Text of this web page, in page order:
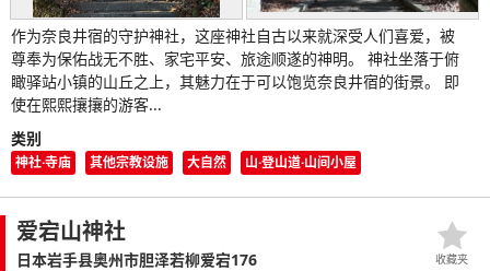
作为奈良井宿的守护神社，这座神社自古以来就深受人们喜爱，被
尊奉为保佑战无不胜、家宅平安、旅途顺遂的神明。 神社坐落于俯
瞰驿站小镇的山丘之上，其魅力在于可以饱览奈良井宿的街景。 即
使在熙熙攘攘的游客...
类别
神社·寺庙 其他宗教设施 大自然 山·登山道·山间小屋
爱宕山神社
日本岩手县奥州市胆泽若柳爱宕176 收藏夹